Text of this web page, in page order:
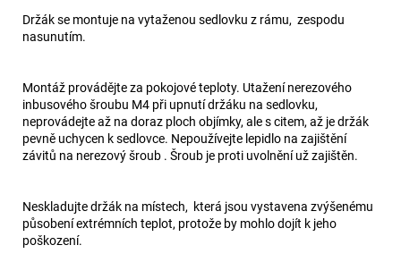
Držák se montuje na vytaženou sedlovku z rámu, zespodu
nasunutím.
Montáž provádějte za pokojové teploty. Utažení nerezového
inbusového šroubu M4 při upnutí držáku na sedlovku,
neprovádejte až na doraz ploch objímky, ale s citem, až je držák
pevně uchycen k sedlovce. Nepoužívejte lepidlo na zajištění
závitů na nerezový šroub . Šroub je proti uvolnění už zajištěn.
Neskladujte držák na místech, která jsou vystavena zvýšenému
působení extrémních teplot, protože by mohlo dojít k jeho
poškození.